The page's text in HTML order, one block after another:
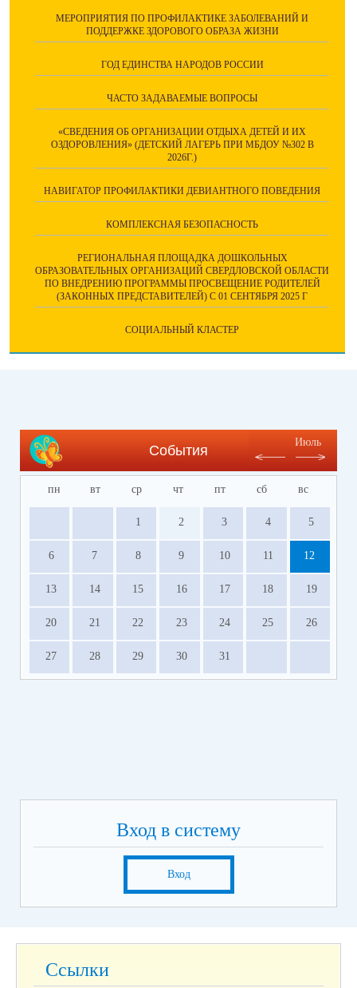
МЕРОПРИЯТИЯ ПО ПРОФИЛАКТИКЕ ЗАБОЛЕВАНИЙ И
ПОДДЕРЖКЕ ЗДОРОВОГО ОБРАЗА ЖИЗНИ
ГОД ЕДИНСТВА НАРОДОВ РОССИИ
ЧАСТО ЗАДАВАЕМЫЕ ВОПРОСЫ
«СВЕДЕНИЯ ОБ ОРГАНИЗАЦИИ ОТДЫХА ДЕТЕЙ И ИХ
ОЗДОРОВЛЕНИЯ» (ДЕТСКИЙ ЛАГЕРЬ ПРИ МБДОУ №302 В
2026Г.)
НАВИГАТОР ПРОФИЛАКТИКИ ДЕВИАНТНОГО ПОВЕДЕНИЯ
КОМПЛЕКСНАЯ БЕЗОПАСНОСТЬ
РЕГИОНАЛЬНАЯ ПЛОЩАДКА ДОШКОЛЬНЫХ
ОБРАЗОВАТЕЛЬНЫХ ОРГАНИЗАЦИЙ СВЕРДЛОВСКОЙ ОБЛАСТИ
ПО ВНЕДРЕНИЮ ПРОГРАММЫ ПРОСВЕЩЕНИЕ РОДИТЕЛЕЙ
(ЗАКОННЫХ ПРЕДСТАВИТЕЛЕЙ) С 01 СЕНТЯБРЯ 2025 Г
СОЦИАЛЬНЫЙ КЛАСТЕР
События
Июль
пн вт ср чт пт сб вс
1 2 3 4 5
6 7 8 9 10 11 12
13 14 15 16 17 18 19
20 21 22 23 24 25 26
27 28 29 30 31
Вход в систему
Вход
Ссылки